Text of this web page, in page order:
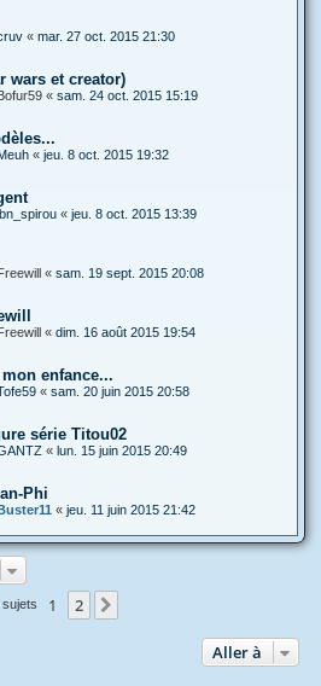
« mar. 27 oct. 2015 21:30
wars et creator)
« sam. 24 oct. 2015 15:19
« jeu. 8 oct. 2015 19:32
« jeu. 8 oct. 2015 13:39
« sam. 19 sept. 2015 20:08
« dim. 16 août 2015 19:54
enfance...
« sam. 20 juin 2015 20:58
série Titou02
« lun. 15 juin 2015 20:49
Phi
« jeu. 11 juin 2015 21:42
sujets 1 2
Aller à